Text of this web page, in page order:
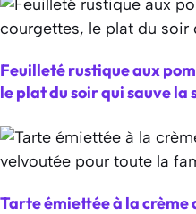
Feuilleté rustique aux
le plat du soir qui sauve la
Tarte émiettée à la